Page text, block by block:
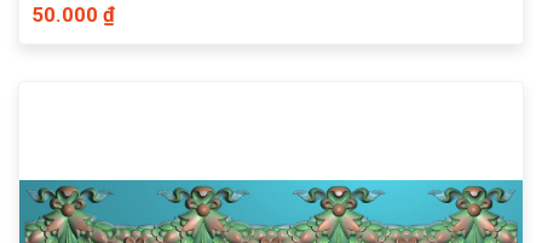
50.000 ₫